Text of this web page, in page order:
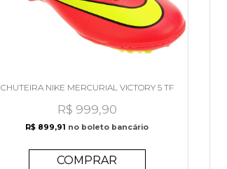
CHUTEIRA NIKE MERCURIAL VICTORY 5 TF
R$ 999,90
R$ 899,91 no boleto bancário
COMPRAR